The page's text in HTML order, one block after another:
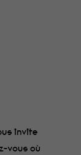
invite
vous où